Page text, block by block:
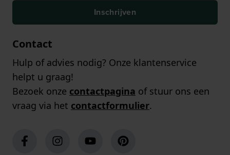
Inschrijven
Contact
Hulp of advies nodig? Onze klantenservice
helpt u graag!
Bezoek onze contactpagina of stuur ons een
vraag via het contactformulier.